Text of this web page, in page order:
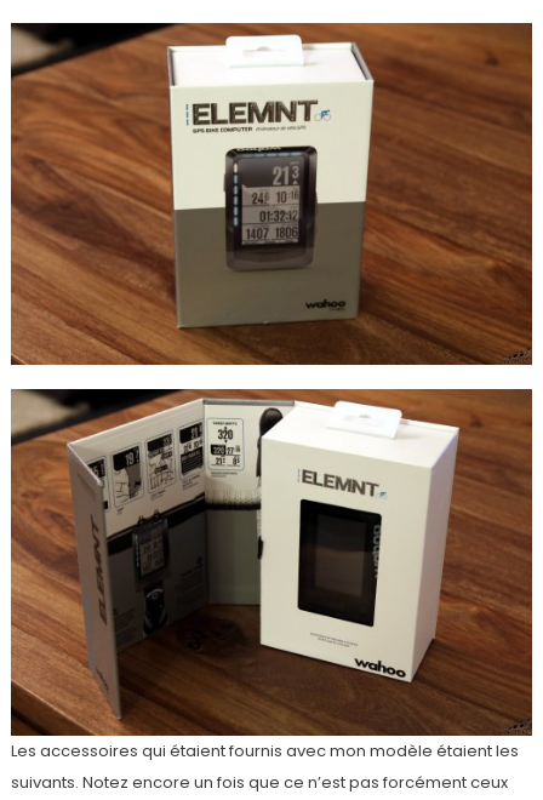
Les accessoires qui étaient fournis avec mon modèle étaient les
suivants. Notez encore un fois que ce n’est pas forcément ceux